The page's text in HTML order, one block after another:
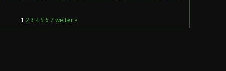
1 2 3 4 5 6 7 weiter »